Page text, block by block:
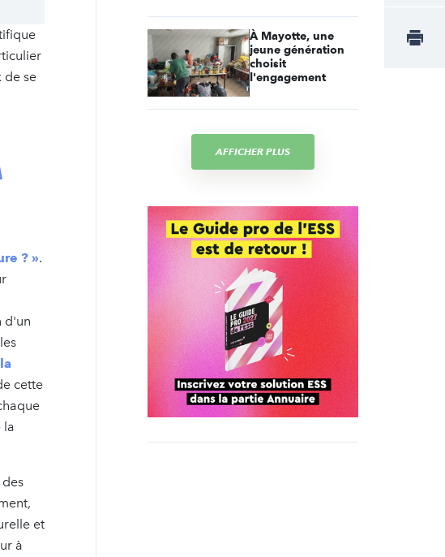
de se
? ».
d'un
la
cette
la
et
à
À Mayotte, une
jeune génération
choisit
l'engagement
AFFICHER PLUS